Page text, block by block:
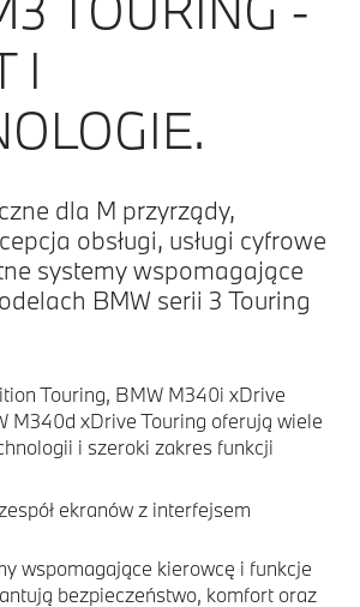
I
dla M przyrządy,
obsługi, usługi cyfrowe
systemy wspomagające
BMW serii 3 Touring
Touring, BMW M340i xDrive
M340d xDrive Touring oferują wiele
i szeroki zakres funkcji
ekranów z interfejsem
wspomagające kierowcę i funkcje
bezpieczeństwo, komfort oraz